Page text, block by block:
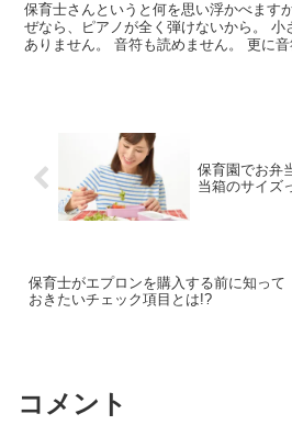
保育士さんというと何を思い浮かべますか？ 私はピアノでし
ぜなら、ピアノが全く弾けないから。 小さいころから習ったことも
ありません。 音符も読めません。 更に音符の長さ（？）もわかって
保育園でお弁
当箱のサイズ
保育士がエプロンを購入する前に知って
おきたいチェック項目とは!?
コメント